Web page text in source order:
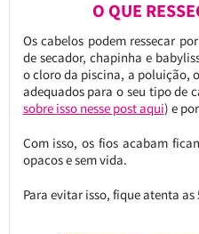
O QUE
Os cabelos podem ressecar
de secador, chapinha e
o cloro da piscina, a poluição,
adequados para o seu tipo de
sobre isso nesse post aqui) e
Com isso, os fios acabam
opacos e sem vida.
Para evitar isso, fique atenta